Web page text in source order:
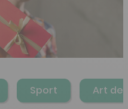
Sport Art de